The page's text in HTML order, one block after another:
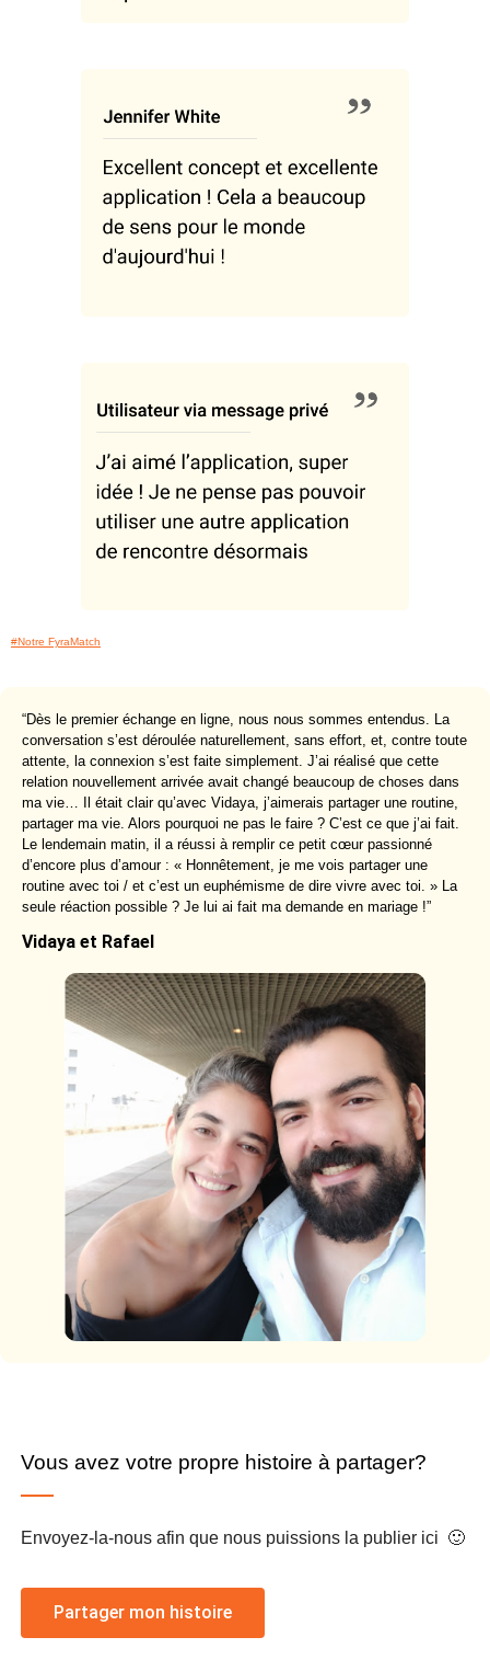
#Notre FyraMatch
“Dès le premier échange en ligne, nous nous sommes entendus. La
conversation s’est déroulée naturellement, sans effort, et, contre toute
attente, la connexion s’est faite simplement. J’ai réalisé que cette
relation nouvellement arrivée avait changé beaucoup de choses dans
ma vie… Il était clair qu’avec Vidaya, j’aimerais partager une routine,
partager ma vie. Alors pourquoi ne pas le faire ? C’est ce que j’ai fait.
Le lendemain matin, il a réussi à remplir ce petit cœur passionné
d’encore plus d’amour : « Honnêtement, je me vois partager une
routine avec toi / et c’est un euphémisme de dire vivre avec toi. » La
seule réaction possible ? Je lui ai fait ma demande en mariage !”
Vidaya et Rafael
Vous avez votre propre histoire à partager?
Envoyez-la-nous afin que nous puissions la publier ici 🙂
Partager mon histoire